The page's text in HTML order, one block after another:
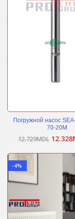
Погружной насос
70-20M
12.729MDL 12.328
-4%